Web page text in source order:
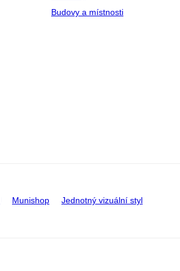
Budovy a místnosti
Munishop Jednotný vizuální styl